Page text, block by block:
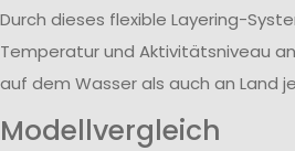
Durch dieses flexible Layering-
Temperatur und Aktivitätsniveau
auf dem Wasser als auch an Land
Modellvergleich